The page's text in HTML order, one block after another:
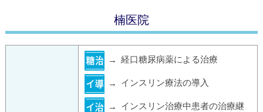
楠医院
経口糖尿病薬による治療
インスリン療法の導入
インスリン治療中患者の治療継